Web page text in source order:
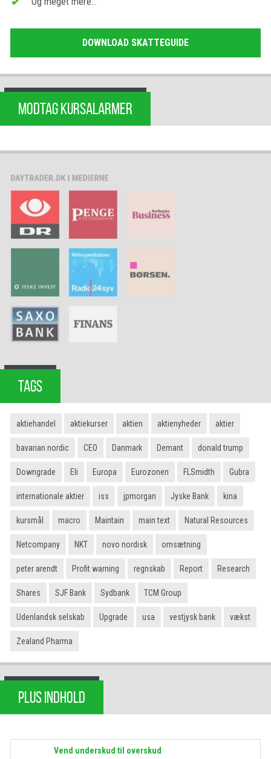
DOWNLOAD SKATTEGUIDE
MODTAG KURSALARMER
TAGS
aktiehandel aktiekurser aktien aktienyheder aktier
bavarian nordic CEO Danmark Demant donald trump
Downgrade Eli Europa Eurozonen FLSmidth Gubra
internationale aktier iss jpmorgan Jyske Bank kina
kursmål macro Maintain main text Natural Resources
Netcompany NKT novo nordisk omsætning
peter arendt Profit warning regnskab Report Research
Shares SJF Bank Sydbank TCM Group
Udenlandsk selskab Upgrade usa vestjysk bank vækst
Zealand Pharma
PLUS INDHOLD
Vend underskud til overskud